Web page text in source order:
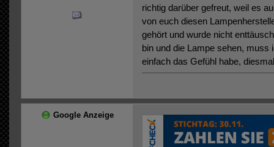
richtig darüber gefreut, weil es
von euch diesen
gehört und wurde nicht
bin und die Lampe sehen, muss
einfach das Gefühl habe,
Google Anzeige